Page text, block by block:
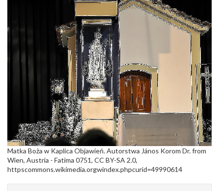
Matka Boża w Kaplica Objawień. Autorstwa János Korom Dr. from
Wien, Austria - Fatima 0751, CC BY-SA 2.0,
httpscommons.wikimedia.orgwindex.phpcurid=49990614